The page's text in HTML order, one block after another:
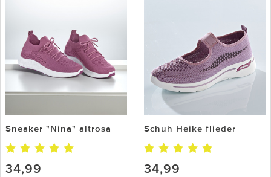
Sneaker "Nina" altrosa
34,99
Schuh Heike flieder
34,99